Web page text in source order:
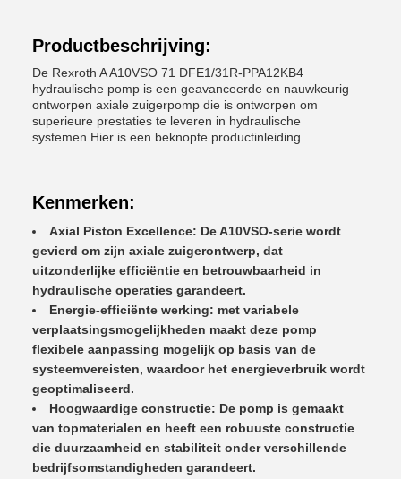
Productbeschrijving:
De Rexroth A A10VSO 71 DFE1/31R-PPA12KB4
hydraulische pomp is een geavanceerde en nauwkeurig
ontworpen axiale zuigerpomp die is ontworpen om
superieure prestaties te leveren in hydraulische
systemen.Hier is een beknopte productinleiding
Kenmerken:
Axial Piston Excellence: De A10VSO-serie wordt
gevierd om zijn axiale zuigerontwerp, dat
uitzonderlijke efficiëntie en betrouwbaarheid in
hydraulische operaties garandeert.
Energie-efficiënte werking: met variabele
verplaatsingsmogelijkheden maakt deze pomp
flexibele aanpassing mogelijk op basis van de
systeemvereisten, waardoor het energieverbruik wordt
geoptimaliseerd.
Hoogwaardige constructie: De pomp is gemaakt
van topmaterialen en heeft een robuuste constructie
die duurzaamheid en stabiliteit onder verschillende
bedrijfsomstandigheden garandeert.